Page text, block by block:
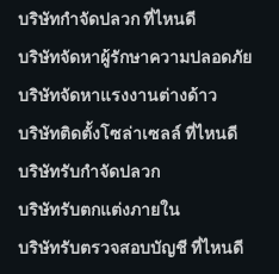
บริษัทกำจัดปลวก ที่ไหนดี
บริษัทจัดหาผู้รักษาความปลอดภัย
บริษัทจัดหาแรงงานต่างด้าว
บริษัทติดตั้งโซล่าเซลล์ ที่ไหนดี
บริษัทรับกำจัดปลวก
บริษัทรับตกแต่งภายใน
บริษัทรับตรวจสอบบัญชี ที่ไหนดี